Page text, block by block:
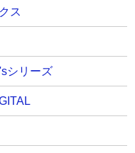
ス
シリーズ